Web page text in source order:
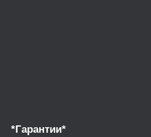
*Гарантии*